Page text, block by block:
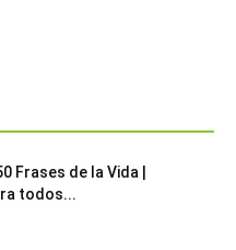
Frases de la Vida |
todos...